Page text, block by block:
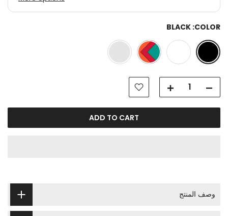
COLOR:
BLACK
ADD TO CART
وصف المنتج